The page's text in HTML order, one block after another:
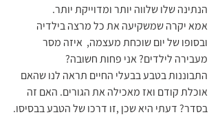
הנתינה שלו שלווה יותר ומדוייקת יותר.
אמא יקרה שמשקיעה את כל מרצה בילדיה
ובסופו של יום שוכחת מעצמה,  איזה מסר
מעבירה לילדים? אני פחות חשובה?
התבוננות בטבע בבעלי החיים תראה לנו שהאם
אוכלת קודם ואז מאכילה את הגורים. האם זה
בסדר? דעתי היא שכן ,זו דרכו של הטבע בבסיסו.